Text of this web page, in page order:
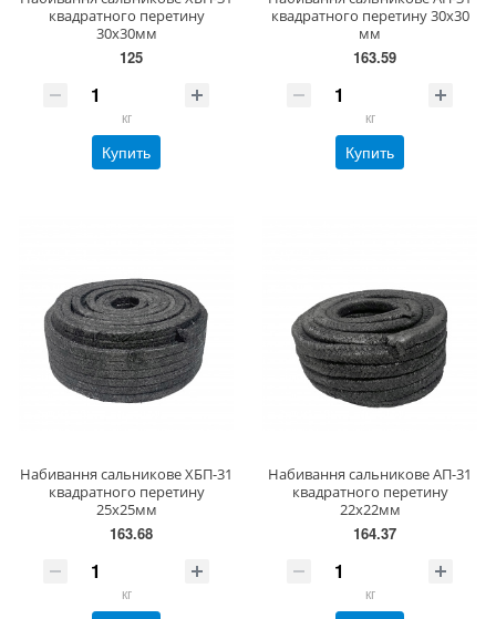
квадратного перетину
30х30мм
125
кг
Купить
квадратного перетину 30х30
мм
163.59
кг
Купить
Набивання сальникове ХБП-31
квадратного перетину
25х25мм
163.68
кг
Набивання сальникове АП-31
квадратного перетину
22х22мм
164.37
кг